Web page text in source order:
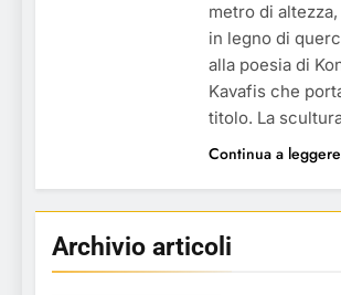
metro di
in legno di
alla poesia di
Kavafis che
titolo. La
Continua a
Archivio articoli